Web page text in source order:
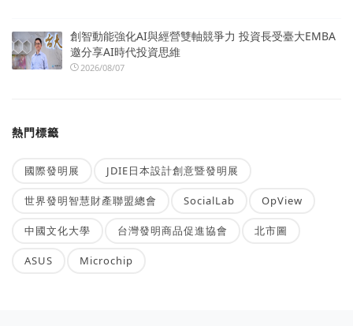
創智動能強化AI與經營雙軸競爭力 投資長受臺大EMBA
邀分享AI時代投資思維
2026/08/07
熱門標籤
國際發明展 JDIE日本設計創意暨發明展
世界發明智慧財產聯盟總會 SocialLab OpView
中國文化大學 台灣發明商品促進協會 北市圖
ASUS Microchip